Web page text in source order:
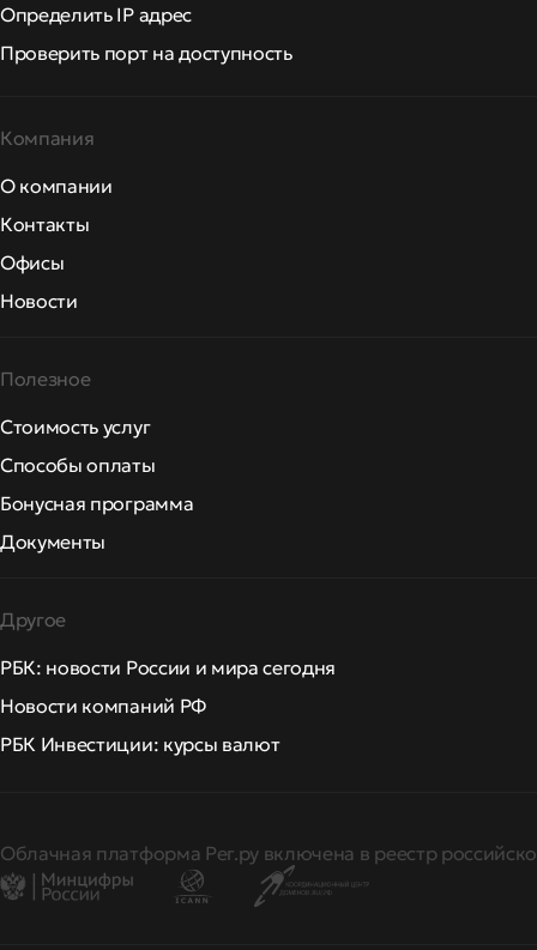
Определить IP адрес
Проверить порт на доступность
Компания
О компании
Контакты
Офисы
Новости
Полезное
Стоимость услуг
Способы оплаты
Бонусная программа
Документы
Другое
РБК: новости России и мира сегодня
Новости компаний РФ
РБК Инвестиции: курсы валют
Облачная платформа Рег.ру включена в реестр